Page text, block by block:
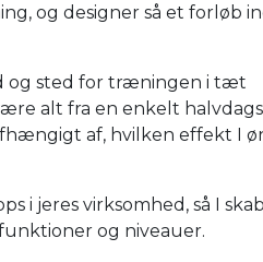
og designer så et forløb
og sted for træningen i tæt
alt fra en enkelt
af, hvilken effekt I
i jeres virksomhed, så I
og niveauer.